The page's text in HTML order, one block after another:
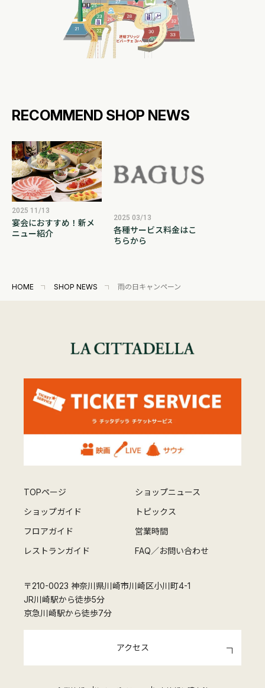
RECOMMEND SHOP NEWS
2025 11/13
宴会におすすめ！新メ
ニュー紹介
2025 03/13
各種サービス料金はこ
ちらから
HOME SHOP NEWS 雨の日キャンペーン
TOPページ
ショップニュース
ショップガイド
トピックス
フロアガイド
営業時間
レストランガイド
FAQ／お問い合わせ
〒210-0023 神奈川県川崎市川崎区小川町4-1
JR川崎駅から徒歩5分
京急川崎駅から徒歩7分
アクセス